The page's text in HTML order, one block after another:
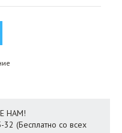
НАМ!
(Бесплатно со всех